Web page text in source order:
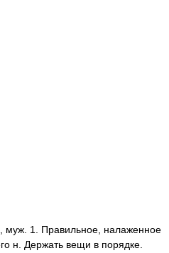
1. Правильное, налаженное
н. Держать вещи в порядке.